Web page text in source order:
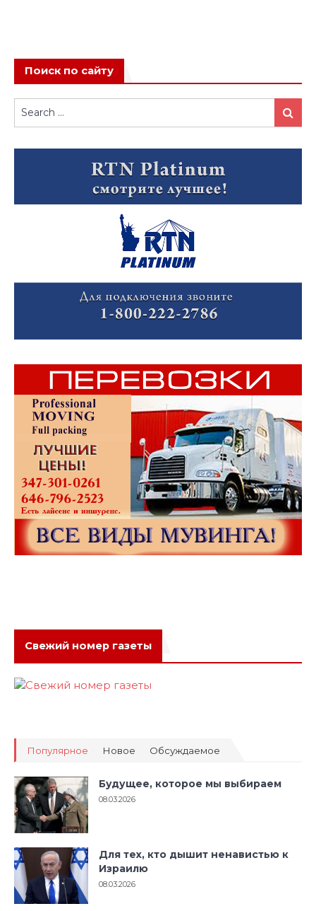
Поиск по сайту
Search
for:
Search
Свежий номер газеты
Популярное Новое Обсуждаемое
Будущее, которое мы выбираем
08.03.2026
Для тех, кто дышит ненавистью к
Израилю
08.03.2026